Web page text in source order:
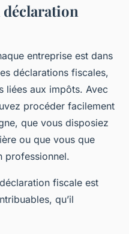
entreprise est dans
déclarations fiscales,
liées aux impôts. Avec
procéder facilement
que vous disposiez
ou que vous que
professionnel.
fiscale est
qu’il